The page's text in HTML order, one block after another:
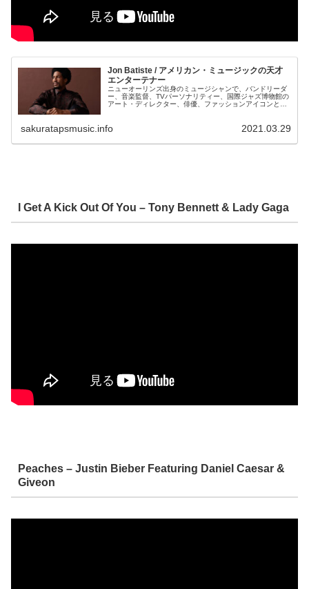
Jon Batiste / アメリカン・ミュージックの天才
エンターテナー
ニューオーリンズ出身のミュージシャンで、バンドリーダ
ー、音楽監督、TVパーソナリティー、国際ジャズ博物館の
アート・ディレクター、俳優、ファッションアイコンと
に駆け抜ける痛快なポップスアルバムとなっています。
sakuratapsmusic.info 2021.03.29
I Get A Kick Out Of You – Tony Bennett & Lady Gaga
Peaches – Justin Bieber Featuring Daniel Caesar &
Giveon